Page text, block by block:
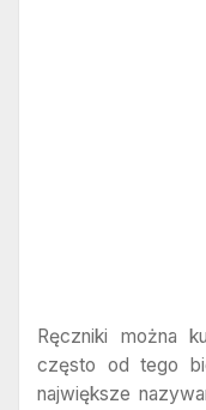
Ręczniki można
często od tego
największe